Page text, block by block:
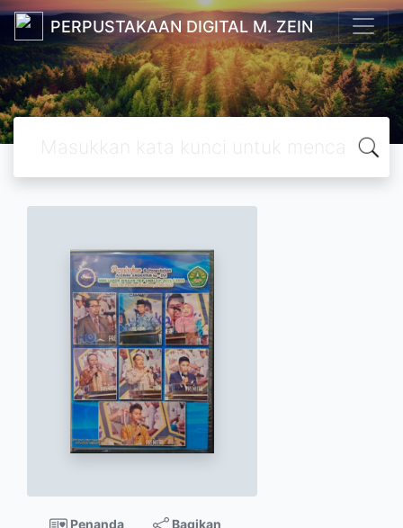
PERPUSTAKAAN DIGITAL M. ZEIN
Penanda Bagikan